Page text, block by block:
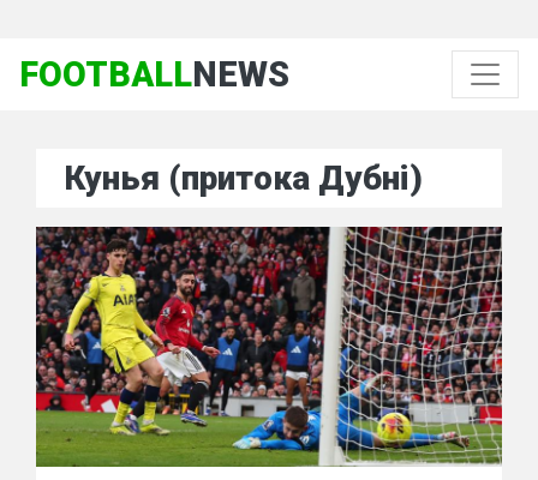
FOOTBALLNEWS
Кунья (притока Дубні)